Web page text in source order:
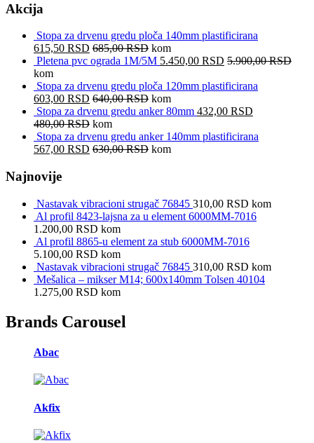
Akcija
Stopa za drvenu gredu ploča 140mm plastificirana
615,50 RSD 685,00RSD kom
Pletena pvc ograda 1M/5M 5.450,00 RSD 5.900,00RSD
kom
Stopa za drvenu gredu ploča 120mm plastificirana
603,00 RSD 640,00RSD kom
Stopa za drvenu gredu anker 80mm 432,00 RSD
480,00RSD kom
Stopa za drvenu gredu anker 140mm plastificirana
567,00 RSD 630,00RSD kom
Najnovije
Nastavak vibracioni strugač 76845 310,00 RSD kom
Al profil 8423-lajsna za u element 6000MM-7016
1.200,00 RSD kom
Al profil 8865-u element za stub 6000MM-7016
5.100,00 RSD kom
Nastavak vibracioni strugač 76845 310,00 RSD kom
Mešalica – mikser M14; 600x140mm Tolsen 40104
1.275,00 RSD kom
Brands Carousel
Abac
Akfix